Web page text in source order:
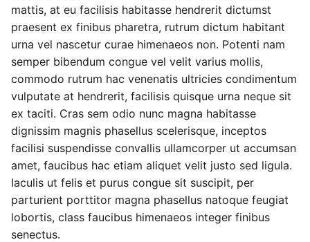
mattis, at eu facilisis habitasse hendrerit dictumst
praesent ex finibus pharetra, rutrum dictum habitant
urna vel nascetur curae himenaeos non. Potenti nam
semper bibendum congue vel velit varius mollis,
commodo rutrum hac venenatis ultricies condimentum
vulputate at hendrerit, facilisis quisque urna neque sit
ex taciti. Cras sem odio nunc magna habitasse
dignissim magnis phasellus scelerisque, inceptos
facilisi suspendisse convallis ullamcorper ut accumsan
amet, faucibus hac etiam aliquet velit justo sed ligula.
Iaculis ut felis et purus congue sit suscipit, per
parturient porttitor magna phasellus natoque feugiat
lobortis, class faucibus himenaeos integer finibus
senectus.